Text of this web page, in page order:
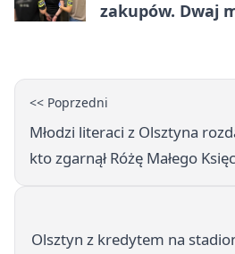
zakupów. Dwaj
<< Poprzedni
Młodzi literaci z Olsztyna
kto zgarnął Różę Małego
Olsztyn z kredytem na